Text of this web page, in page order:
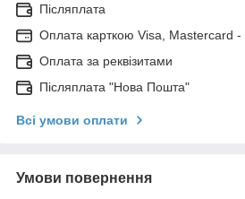
Післяплата
Оплата карткою Visa, Mastercard -
Оплата за реквізитами
Післяплата "Нова Пошта"
Всі умови оплати
Умови повернення